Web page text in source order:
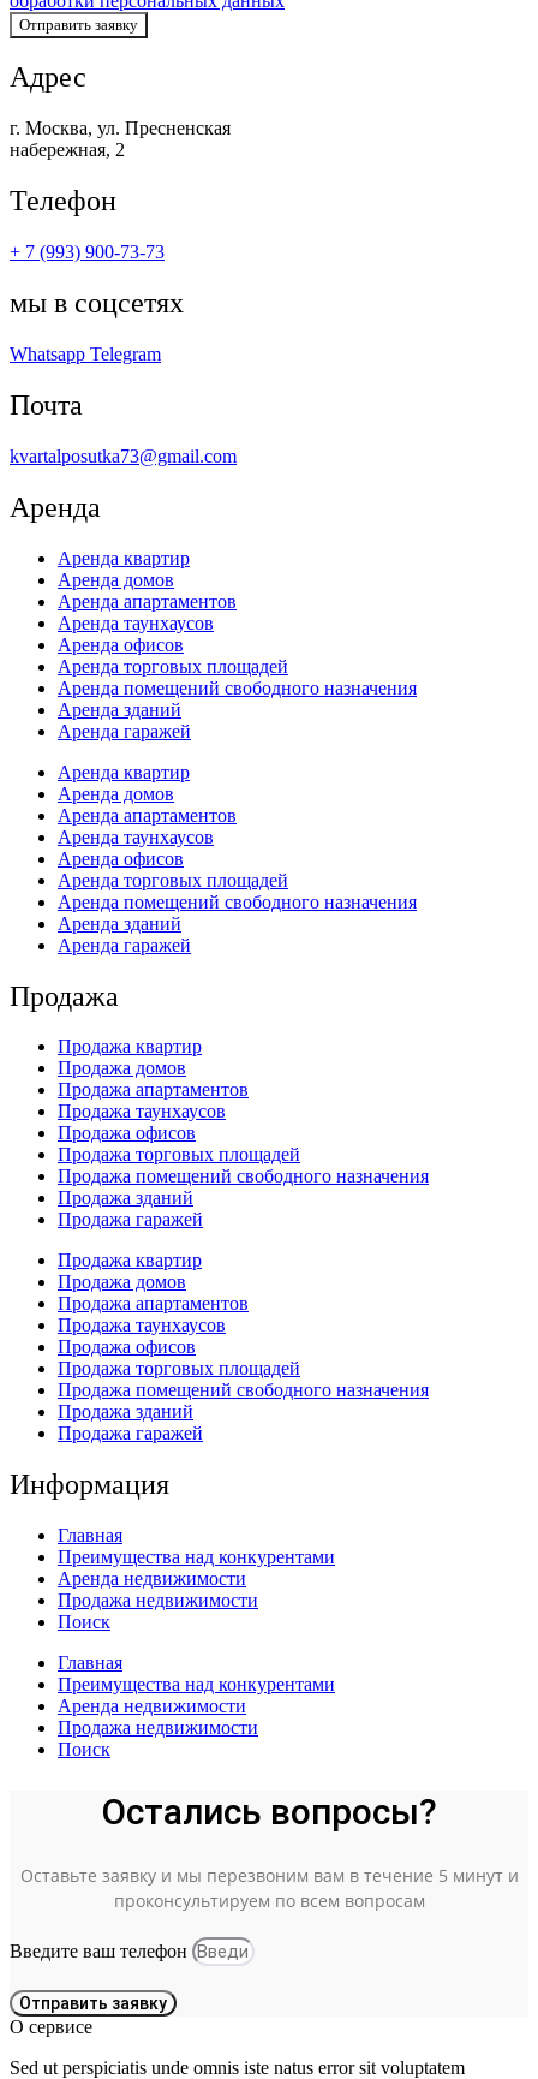
Отправить заявку
Адрес
г. Москва, ул. Пресненская
набережная, 2
Телефон
+ 7 (993) 900-73-73
мы в соцсетях
Whatsapp Telegram
Почта
kvartalposutka73@gmail.com
Аренда
Аренда квартир
Аренда домов
Аренда апартаментов
Аренда таунхаусов
Аренда офисов
Аренда торговых площадей
Аренда помещений свободного назначения
Аренда зданий
Аренда гаражей
Аренда квартир
Аренда домов
Аренда апартаментов
Аренда таунхаусов
Аренда офисов
Аренда торговых площадей
Аренда помещений свободного назначения
Аренда зданий
Аренда гаражей
Продажа
Продажа квартир
Продажа домов
Продажа апартаментов
Продажа таунхаусов
Продажа офисов
Продажа торговых площадей
Продажа помещений свободного назначения
Продажа зданий
Продажа гаражей
Продажа квартир
Продажа домов
Продажа апартаментов
Продажа таунхаусов
Продажа офисов
Продажа торговых площадей
Продажа помещений свободного назначения
Продажа зданий
Продажа гаражей
Информация
Главная
Преимущества над конкурентами
Аренда недвижимости
Продажа недвижимости
Поиск
Главная
Преимущества над конкурентами
Аренда недвижимости
Продажа недвижимости
Поиск
Остались вопросы?
Оставьте заявку и мы перезвоним вам в течение 5 минут и
проконсультируем по всем вопросам
Введите ваш телефон
Отправить заявку
О сервисе
Sed ut perspiciatis unde omnis iste natus error sit voluptatem